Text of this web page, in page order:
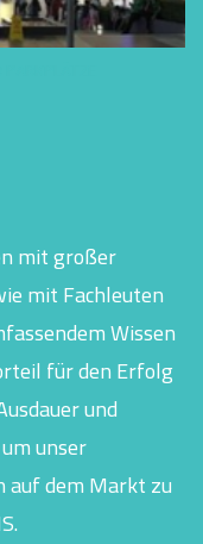
mit großer
mit Fachleuten
Wissen
für den Erfolg
und
unser
auf dem Markt zu